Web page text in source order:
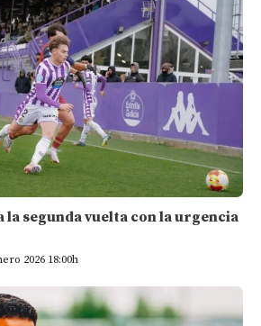
la segunda vuelta con la urgencia
2026 18:00h